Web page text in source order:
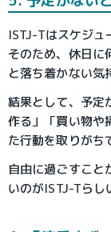
ISTJ-Tはスケジュ
そのため、休日に
と落ち着かない気
結果として、予定
作る」「買い物や
た行動を取りがち
自由に過ごすこと
いのがISTJ-Tらし